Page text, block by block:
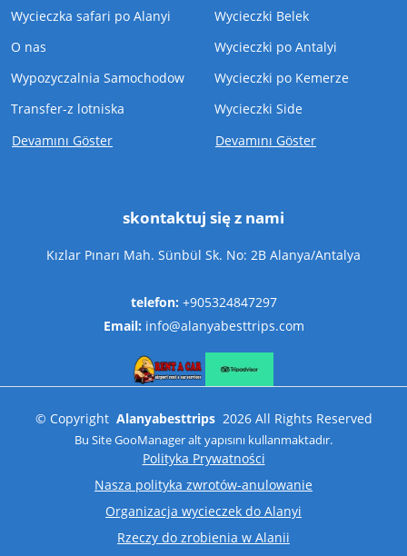
Wycieczka safari po Alanyi
O nas
Wypozyczalnia Samochodow
Transfer-z lotniska
Devamını Göster
Wycieczki Belek
Wycieczki po Antalyi
Wycieczki po Kemerze
Wycieczki Side
Devamını Göster
skontaktuj się z nami
Kızlar Pınarı Mah. Sünbül Sk. No: 2B Alanya/Antalya
telefon: +905324847297
Email: info@alanyabesttrips.com
© Copyright Alanyabesttrips 2026 All Rights Reserved
Bu SiteGooManageralt yapısını kullanmaktadır.
Polityka Prywatności
Nasza polityka zwrotów-anulowanie
Organizacja wycieczek do Alanyi
Rzeczy do zrobienia w Alanii